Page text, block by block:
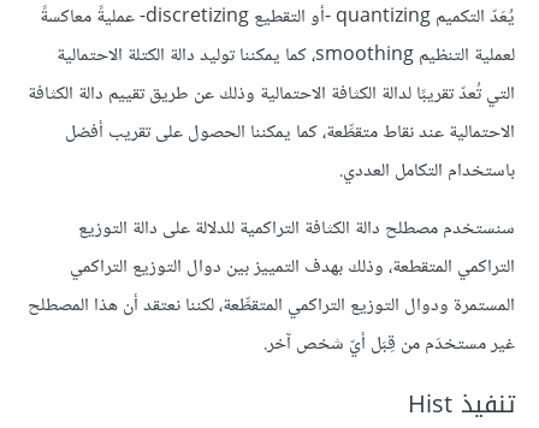
يُعَدّ التكميم quantizing -أو التقطيع discretizing- عمليةً معاكسةً
لعملية التنظيم smoothing، كما يمكننا توليد دالة الكتلة الاحتمالية
التي تُعدّ تقريبًا لدالة الكثافة الاحتمالية وذلك عن طريق تقييم دالة الكثافة
الاحتمالية عند نقاط متقطِّعة، كما يمكننا الحصول على تقريب أفضل
باستخدام التكامل العددي.
سنستخدم مصطلح دالة الكثافة التراكمية للدلالة على دالة التوزيع
التراكمي المتقطعة، وذلك بهدف التمييز بين دوال التوزيع التراكمي
المستمرة ودوال التوزيع التراكمي المتقطِّعة، لكننا نعتقد أن هذا المصطلح
غير مستخدَم من قِبَل أيّ شخص آخر.
تنفيذ Hist